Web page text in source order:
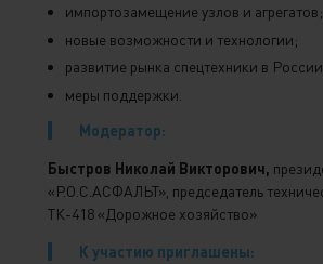
импортозамещение узлов и агрегатов;
новые возможности и технологии;
развитие рынка спецтехники в
меры поддержки.
Модератор:
Быстров Николай Викторович,
«Р.О.С.АСФАЛЬТ», председатель
ТК-418 «Дорожное хозяйство»
К участию приглашены: